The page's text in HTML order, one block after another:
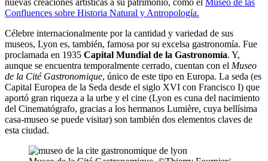
nuevas creaciones artísticas a su patrimonio, como el Museo de las
Confluences sobre Historia Natural y Antropología.
Célebre internacionalmente por la cantidad y variedad de sus
museos, Lyon es, también, famosa por su excelsa gastronomía. Fue
proclamada en 1935 Capital Mundial de la Gastronomía. Y,
aunque se encuentra temporalmente cerrado, cuentan con el Museo
de la Cité Gastronomique, único de este tipo en Europa. La seda (es
Capital Europea de la Seda desde el siglo XVI con Francisco I) que
aportó gran riqueza a la urbe y el cine (Lyon es cuna del nacimiento
del Cinematógrafo, gracias a los hermanos Lumière, cuya bellísima
casa-museo se puede visitar) son también dos elementos claves de
esta ciudad.